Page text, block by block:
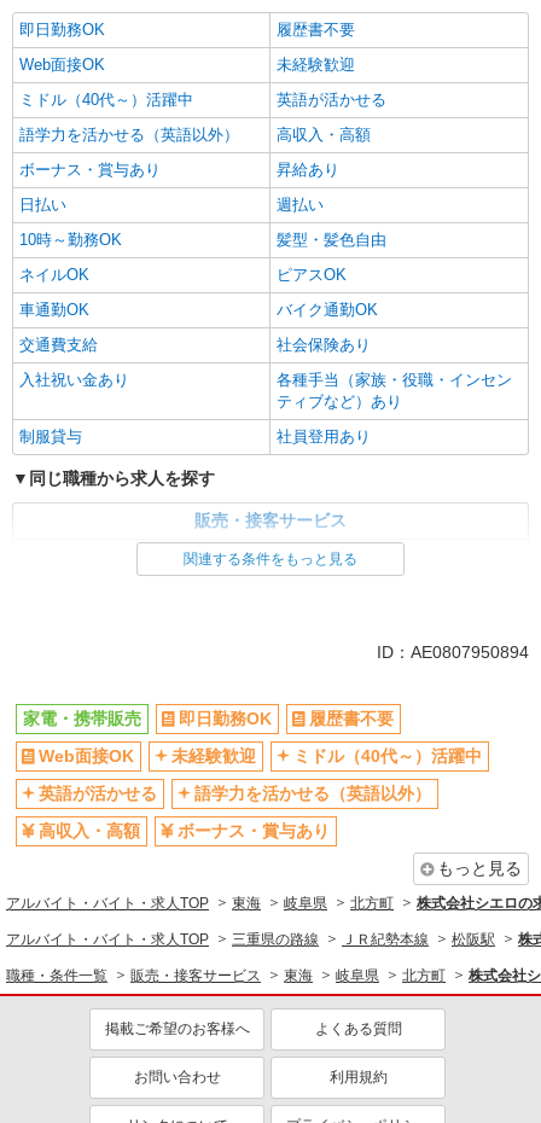
即日勤務OK
履歴書不要
Web面接OK
未経験歓迎
ミドル（40代～）活躍中
英語が活かせる
語学力を活かせる（英語以外）
高収入・高額
ボーナス・賞与あり
昇給あり
日払い
週払い
10時～勤務OK
髪型・髪色自由
ネイルOK
ピアスOK
車通勤OK
バイク通勤OK
交通費支給
社会保険あり
入社祝い金あり
各種手当（家族・役職・インセン
ティブなど）あり
制服貸与
社員登用あり
同じ職種から求人を探す
販売・接客サービス
日払い
車通勤OK
交通費支給
社会保険あり
社員登用あり
関連する条件をもっと見る
ID：AE0807950894
家電・携帯販売 即日勤務OK
履歴書不要
Web面接OK
未経験歓迎
ミドル（40代～）活躍中
英語が活かせる
語学力を活かせる（英語以外）
高収入・高額
ボーナス・賞与あり
もっと見る
アルバイト・バイト・求人TOP 東海 岐阜県 北方町 株式会社シエロの
アルバイト・バイト・求人TOP 三重県の路線 ＪＲ紀勢本線 松阪駅 株
職種・条件一覧 販売・接客サービス 東海 岐阜県 北方町 株式会社
掲載ご希望のお客様へ よくある質問
お問い合わせ 利用規約